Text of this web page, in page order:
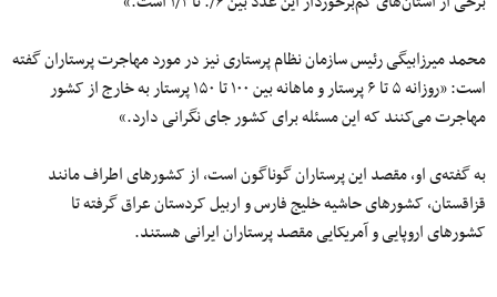
محمد میرزابیگی رئیس سازمان نظام پرستاری نیز در مورد مهاجرت پرستاران گفته
است: «روزانه ۵ تا ۶ پرستار و ماهانه بین ۱۰۰ تا ۱۵۰ پرستار به خارج از کشور
مهاجرت می‌کنند که این مسئله برای کشور جای نگرانی دارد.»
به گفته‌ی او، مقصد این پرستاران گوناگون است، از کشورهای اطراف مانند
قزاقستان، کشورهای حاشیه خلیج فارس و اربیل کردستان عراق گرفته تا
کشورهای اروپایی و آمریکایی مقصد پرستاران ایرانی هستند.